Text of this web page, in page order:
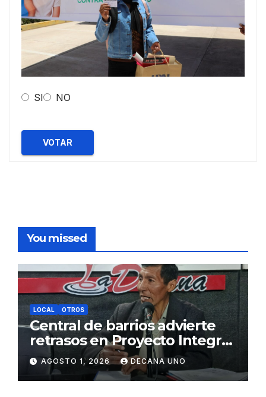
SI NO
VOTAR
You missed
LOCAL OTROS
Central de barrios advierte
retrasos en Proyecto Integral
de Agua y Alcantarillado para
Juliaca
AGOSTO 1, 2026 DECANA UNO